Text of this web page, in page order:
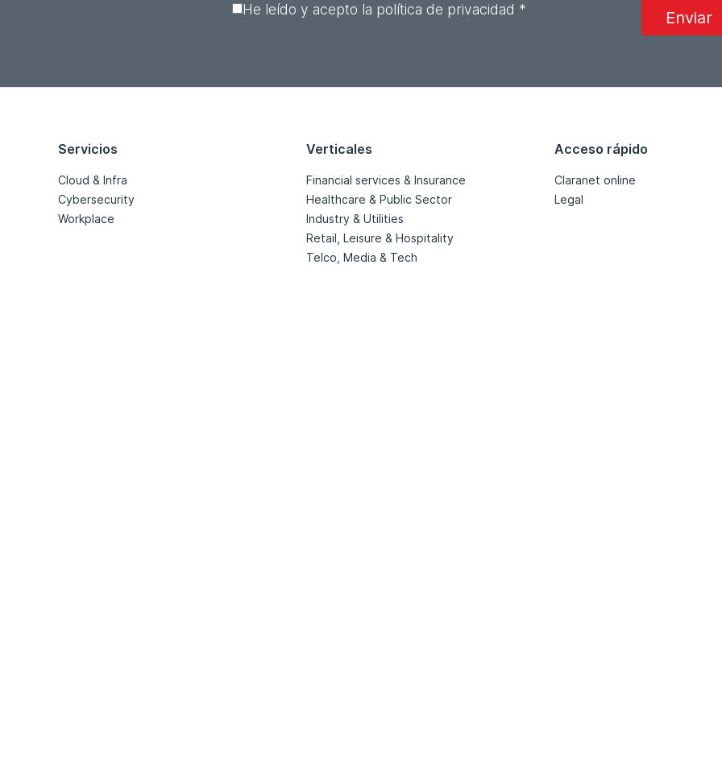
He leído y acepto la política de privacidad *
Servicios
Cloud & Infra
Cybersecurity
Workplace
Verticales
Financial services & Insurance
Healthcare & Public Sector
Industry & Utilities
Retail, Leisure & Hospitality
Telco, Media & Tech
Acceso rápido
Claranet online
Legal